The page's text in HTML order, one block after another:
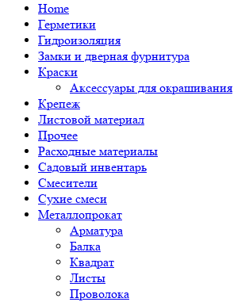
Home
Герметики
Гидроизоляция
Замки и дверная фурнитура
Краски
Аксессуары для окрашивания
Крепеж
Листовой материал
Прочее
Расходные материалы
Садовый инвентарь
Смесители
Сухие смеси
Металлопрокат
Арматура
Балка
Квадрат
Листы
Проволока